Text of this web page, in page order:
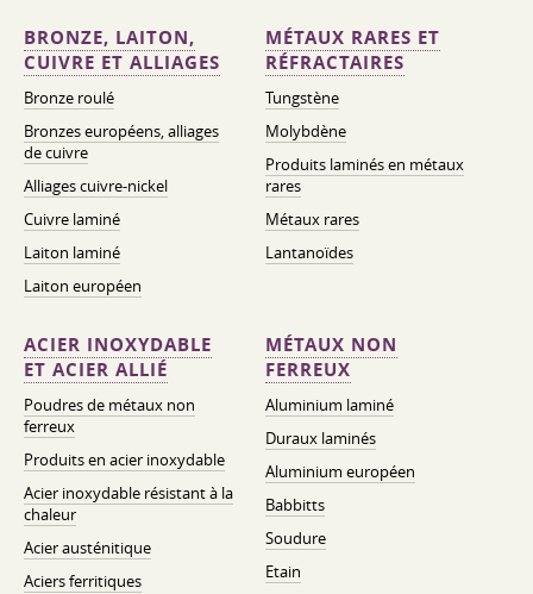
BRONZE, LAITON,
CUIVRE ET ALLIAGES
Bronze roulé
Bronzes européens, alliages
de cuivre
Alliages cuivre-nickel
Cuivre laminé
Laiton laminé
Laiton européen
MÉTAUX RARES ET
RÉFRACTAIRES
Tungstène
Molybdène
Produits laminés en métaux
rares
Métaux rares
Lantanoïdes
ACIER INOXYDABLE
ET ACIER ALLIÉ
Poudres de métaux non
ferreux
Produits en acier inoxydable
Acier inoxydable résistant à la
chaleur
Acier austénitique
Aciers ferritiques
MÉTAUX NON
FERREUX
Aluminium laminé
Duraux laminés
Aluminium européen
Babbitts
Soudure
Etain